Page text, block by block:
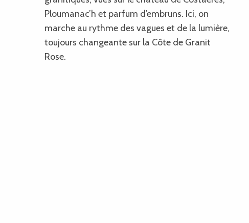
Ploumanac’h et parfum d’embruns. Ici, on
marche au rythme des vagues et de la lumière,
toujours changeante sur la Côte de Granit
Rose.